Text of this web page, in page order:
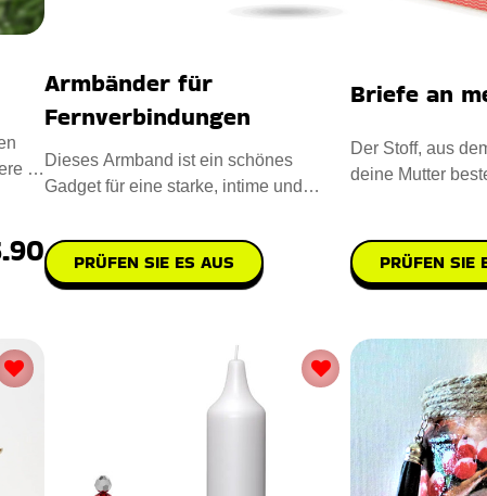
ist
Armbänder für
Fernverbindungen
Dieses Armband ist ein schönes
Gadget für eine starke, intime und
PRÜFEN SIE ES AUS
Briefe an
Der Stoff, aus
deine Mutter
PRÜFEN SIE